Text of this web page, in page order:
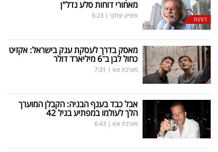
דוחות
מאחורי דוחות סלע נדל"ן
איציק יצחקי |
6:23
מאסק בדרך לעסקת ענק בישראל: אקזיט
כחול לבן ב־6 מיליארד דולר
מערכת ice |
7:31
אבל כבד בענף הבניה: הקבלן המוערך
הלך לעולמו במפתיע בגיל 42
מערכת ice |
6:43